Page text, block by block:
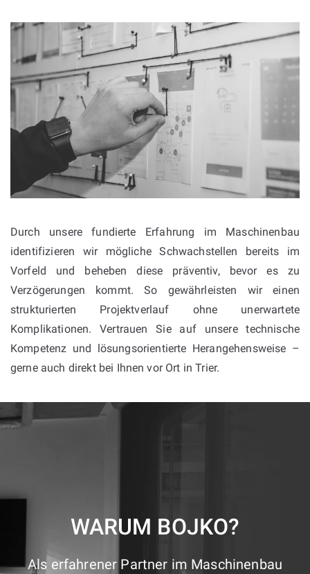
Durch unsere fundierte Erfahrung im Maschinenbau
identifizieren wir mögliche Schwachstellen bereits im
Vorfeld und beheben diese präventiv, bevor es zu
Verzögerungen kommt. So gewährleisten wir einen
strukturierten Projektverlauf ohne unerwartete
Komplikationen. Vertrauen Sie auf unsere technische
Kompetenz und lösungsorientierte Herangehensweise –
gerne auch direkt bei Ihnen vor Ort in Trier.
WARUM BOJKO?
Als erfahrener Partner im Maschinenbau